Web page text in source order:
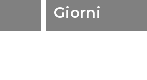
Giorni